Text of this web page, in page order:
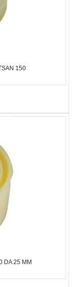
150
DA 25 MM